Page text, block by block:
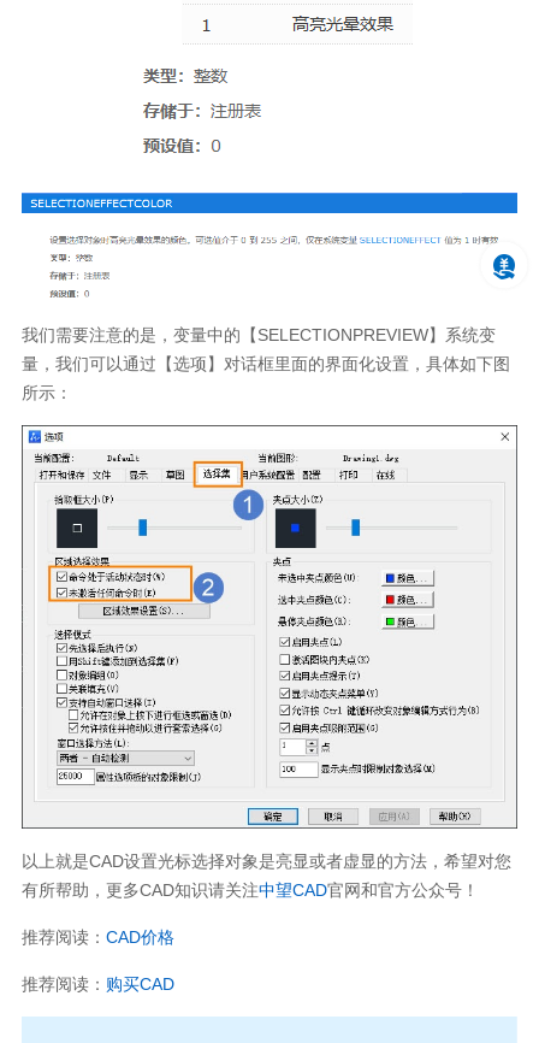
我们需要注意的是，变量中的【SELECTIONPREVIEW】系统变
量，我们可以通过【选项】对话框里面的界面化设置，具体如下图
所示：
以上就是CAD设置光标选择对象是亮显或者虚显的方法，希望对您
有所帮助，更多CAD知识请关注中望CAD官网和官方公众号！
推荐阅读： CAD价格
推荐阅读： 购买CAD